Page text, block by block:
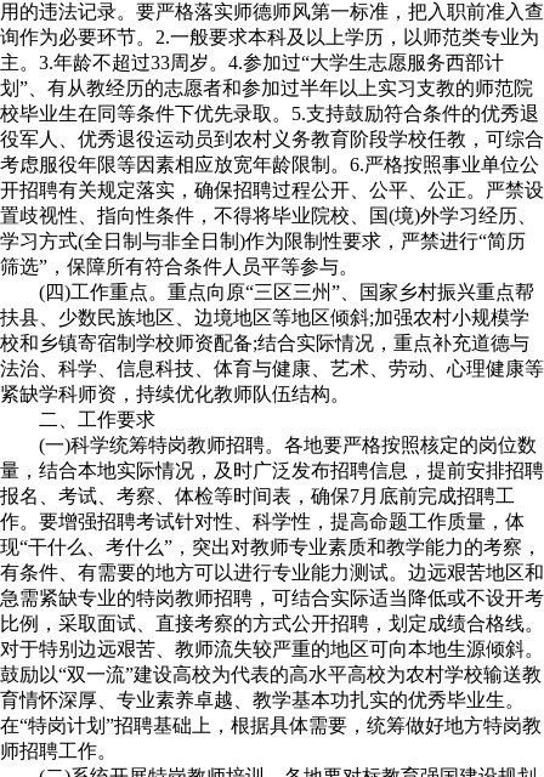
用的违法记录。要严格落实师德师风第一标准，把入职前准入查
询作为必要环节。2.一般要求本科及以上学历，以师范类专业为
主。3.年龄不超过33周岁。4.参加过“大学生志愿服务西部计
划”、有从教经历的志愿者和参加过半年以上实习支教的师范院
校毕业生在同等条件下优先录取。5.支持鼓励符合条件的优秀退
役军人、优秀退役运动员到农村义务教育阶段学校任教，可综合
考虑服役年限等因素相应放宽年龄限制。6.严格按照事业单位公
开招聘有关规定落实，确保招聘过程公开、公平、公正。严禁设
置歧视性、指向性条件，不得将毕业院校、国(境)外学习经历、
学习方式(全日制与非全日制)作为限制性要求，严禁进行“简历
筛选”，保障所有符合条件人员平等参与。
(四)工作重点。重点向原“三区三州”、国家乡村振兴重点帮
扶县、少数民族地区、边境地区等地区倾斜;加强农村小规模学
校和乡镇寄宿制学校师资配备;结合实际情况，重点补充道德与
法治、科学、信息科技、体育与健康、艺术、劳动、心理健康等
紧缺学科师资，持续优化教师队伍结构。
二、工作要求
(一)科学统筹特岗教师招聘。各地要严格按照核定的岗位数
量，结合本地实际情况，及时广泛发布招聘信息，提前安排招聘
报名、考试、考察、体检等时间表，确保7月底前完成招聘工
作。要增强招聘考试针对性、科学性，提高命题工作质量，体
现“干什么、考什么”，突出对教师专业素质和教学能力的考察，
有条件、有需要的地方可以进行专业能力测试。边远艰苦地区和
急需紧缺专业的特岗教师招聘，可结合实际适当降低或不设开考
比例，采取面试、直接考察的方式公开招聘，划定成绩合格线。
对于特别边远艰苦、教师流失较严重的地区可向本地生源倾斜。
鼓励以“双一流”建设高校为代表的高水平高校为农村学校输送教
育情怀深厚、专业素养卓越、教学基本功扎实的优秀毕业生。
在“特岗计划”招聘基础上，根据具体需要，统筹做好地方特岗教
师招聘工作。